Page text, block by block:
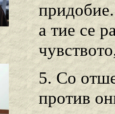
а тие се
5. Со
против